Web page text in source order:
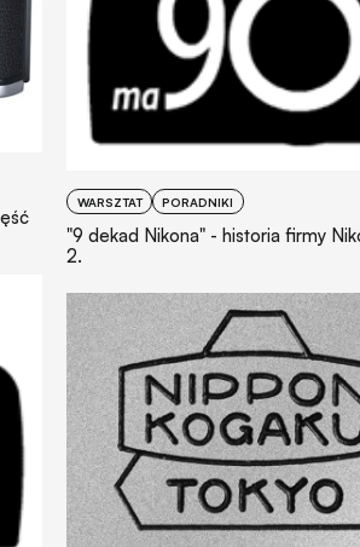
WARSZTAT PORADNIKI
"9 dekad Nikona" - historia firmy
2.